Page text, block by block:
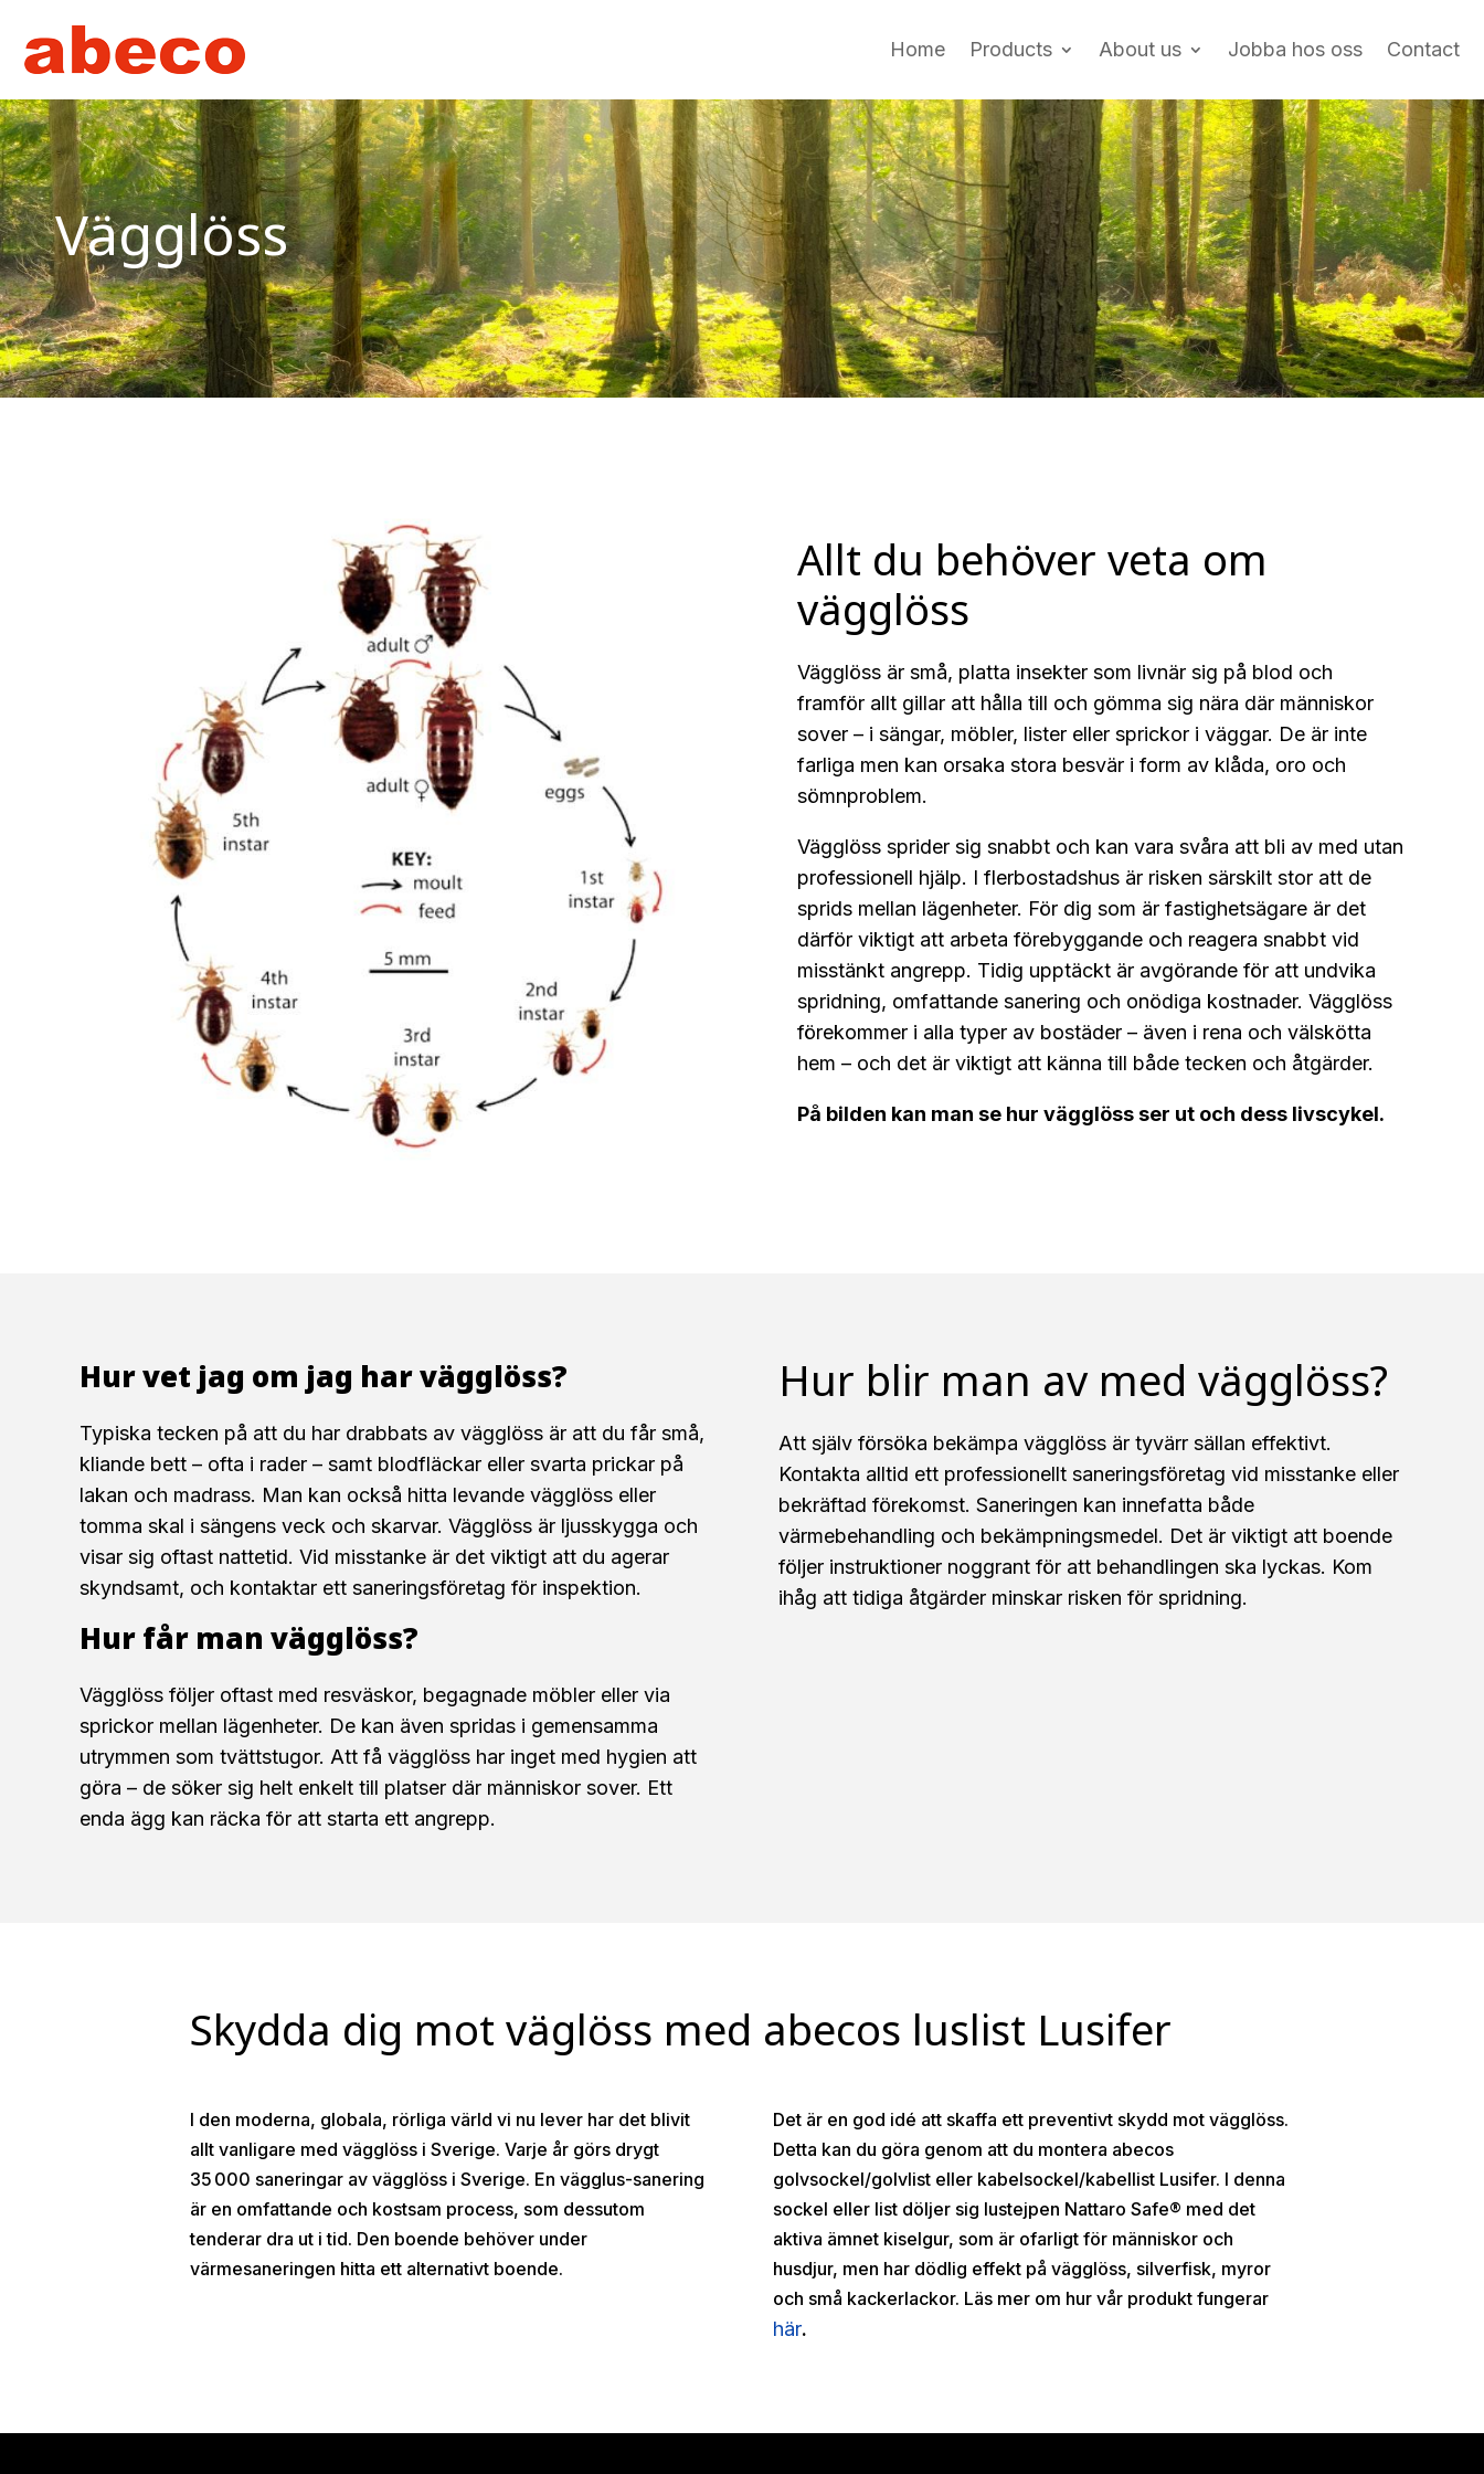
Home Products About us Jobba hos oss Contact
Vägglöss
Allt du behöver veta om
vägglöss
Vägglöss är små, platta insekter som livnär sig på blod och
framför allt gillar att hålla till och gömma sig nära där människor
sover – i sängar, möbler, lister eller sprickor i väggar. De är inte
farliga men kan orsaka stora besvär i form av klåda, oro och
sömnproblem.
Vägglöss sprider sig snabbt och kan vara svåra att bli av med utan
professionell hjälp. I flerbostadshus är risken särskilt stor att de
sprids mellan lägenheter. För dig som är fastighetsägare är det
därför viktigt att arbeta förebyggande och reagera snabbt vid
misstänkt angrepp. Tidig upptäckt är avgörande för att undvika
spridning, omfattande sanering och onödiga kostnader. Vägglöss
förekommer i alla typer av bostäder – även i rena och välskötta
hem – och det är viktigt att känna till både tecken och åtgärder.
På bilden kan man se hur vägglöss ser ut och dess livscykel.
Hur vet jag om jag har vägglöss?
Typiska tecken på att du har drabbats av vägglöss är att du får små,
kliande bett – ofta i rader – samt blodfläckar eller svarta prickar på
lakan och madrass. Man kan också hitta levande vägglöss eller
tomma skal i sängens veck och skarvar. Vägglöss är ljusskygga och
visar sig oftast nattetid. Vid misstanke är det viktigt att du agerar
skyndsamt, och kontaktar ett saneringsföretag för inspektion.
Hur får man vägglöss?
Vägglöss följer oftast med resväskor, begagnade möbler eller via
sprickor mellan lägenheter. De kan även spridas i gemensamma
utrymmen som tvättstugor. Att få vägglöss har inget med hygien att
göra – de söker sig helt enkelt till platser där människor sover. Ett
enda ägg kan räcka för att starta ett angrepp.
Hur blir man av med vägglöss?
Att själv försöka bekämpa vägglöss är tyvärr sällan effektivt.
Kontakta alltid ett professionellt saneringsföretag vid misstanke eller
bekräftad förekomst. Saneringen kan innefatta både
värmebehandling och bekämpningsmedel. Det är viktigt att boende
följer instruktioner noggrant för att behandlingen ska lyckas. Kom
ihåg att tidiga åtgärder minskar risken för spridning.
Skydda dig mot väglöss med abecos luslist Lusifer
I den moderna, globala, rörliga värld vi nu lever har det blivit
allt vanligare med vägglöss i Sverige. Varje år görs drygt
35 000 saneringar av vägglöss i Sverige. En vägglus-sanering
är en omfattande och kostsam process, som dessutom
tenderar dra ut i tid. Den boende behöver under
värmesaneringen hitta ett alternativt boende.
Det är en god idé att skaffa ett preventivt skydd mot vägglöss.
Detta kan du göra genom att du montera abecos
golvsockel/golvlist eller kabelsockel/kabellist Lusifer. I denna
sockel eller list döljer sig lustejpen Nattaro Safe® med det
aktiva ämnet kiselgur, som är ofarligt för människor och
husdjur, men har dödlig effekt på vägglöss, silverfisk, myror
och små kackerlackor. Läs mer om hur vår produkt fungerar
här.